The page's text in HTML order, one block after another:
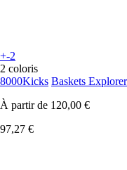
+-2
2 coloris
8000Kicks Baskets
À partir de 120,00 €
97,27 €